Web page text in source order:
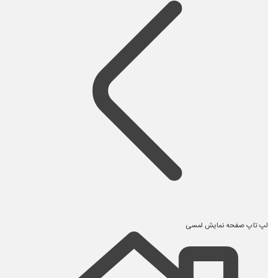
لپ تاپ صفحه نمایش لمسی